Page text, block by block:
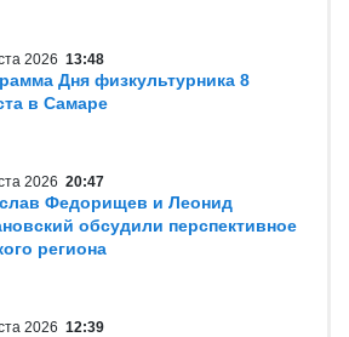
2026 13:48
Дня физкультурника 8
в Самаре
2026 20:47
Федорищев и Леонид
обсудили перспективное
региона
2026 12:39